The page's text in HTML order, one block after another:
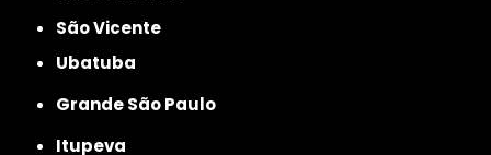
São Vicente
Ubatuba
Grande São Paulo
Itupeva